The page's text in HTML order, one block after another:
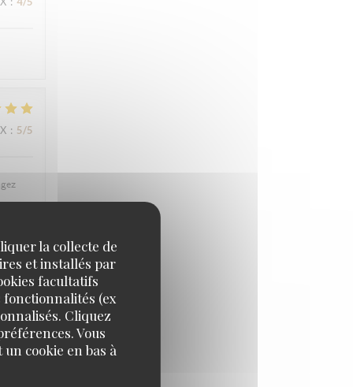
la collecte de
et installés par
facultatifs
(ex
Cliquez
Vous
cookie en bas à
: 5/5
: 5/5